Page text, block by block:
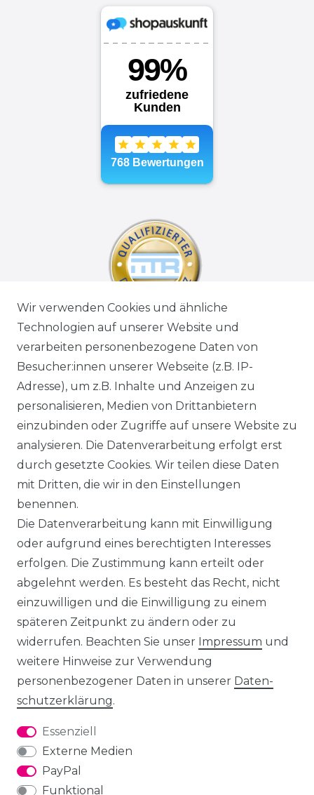
Wir verwenden Cookies und ähnliche
Technologien auf unserer Website und
verarbeiten personenbezogene Daten von
Besucher:innen unserer Webseite (z.B. IP-
Adresse), um z.B. Inhalte und Anzeigen zu
personalisieren, Medien von Drittanbietern
einzubinden oder Zugriffe auf unsere Website zu
analysieren. Die Datenverarbeitung erfolgt erst
durch gesetzte Cookies. Wir teilen diese Daten
mit Dritten, die wir in den Einstellungen
benennen.
Die Datenverarbeitung kann mit Einwilligung
oder aufgrund eines berechtigten Interesses
erfolgen. Die Zustimmung kann erteilt oder
abgelehnt werden. Es besteht das Recht, nicht
einzuwilligen und die Einwilligung zu einem
späteren Zeitpunkt zu ändern oder zu
widerrufen. Beachten Sie unser Impressum und
weitere Hinweise zur Verwendung
personenbezogener Daten in unserer Daten­
schutz­erklärung.
Essenziell
Externe Medien
PayPal
Funktional